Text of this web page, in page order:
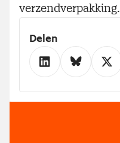
verzendverpakking.
Delen